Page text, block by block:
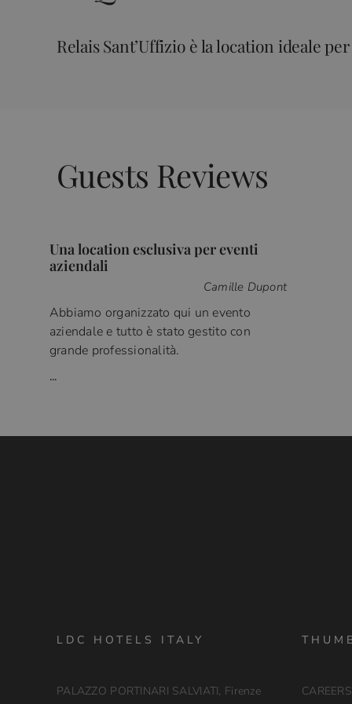
Relais Sant’Uffizio è la location ideale
Guests Reviews
Una location esclusiva per eventi
aziendali
Camille Dupont
Abbiamo organizzato qui un evento
aziendale e tutto è stato gestito con
grande professionalità.
...
LDC HOTELS ITALY
PALAZZO PORTINARI SALVIATI, Firenze
CAREERS